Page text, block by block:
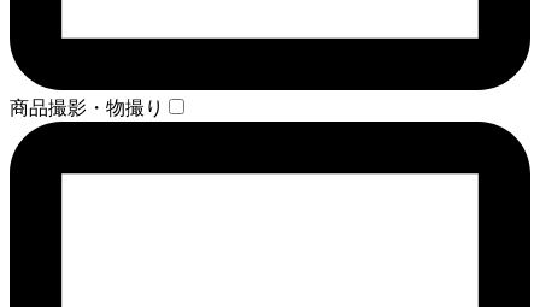
商品撮影・物撮り